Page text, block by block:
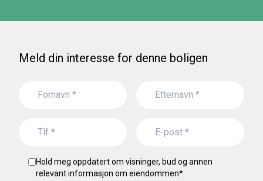
Meld din interesse for denne boligen
Hold meg oppdatert om visninger, bud og annen
relevant informasjon om eiendommen*